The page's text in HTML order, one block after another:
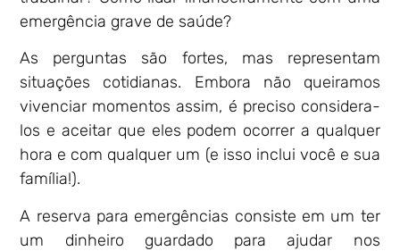
emergência grave de saúde?
As perguntas são fortes, mas representam
situações cotidianas. Embora não queiramos
vivenciar momentos assim, é preciso considera-
los e aceitar que eles podem ocorrer a qualquer
hora e com qualquer um (e isso inclui você e sua
família!).
A reserva para emergências consiste em um ter
um dinheiro guardado para ajudar nos